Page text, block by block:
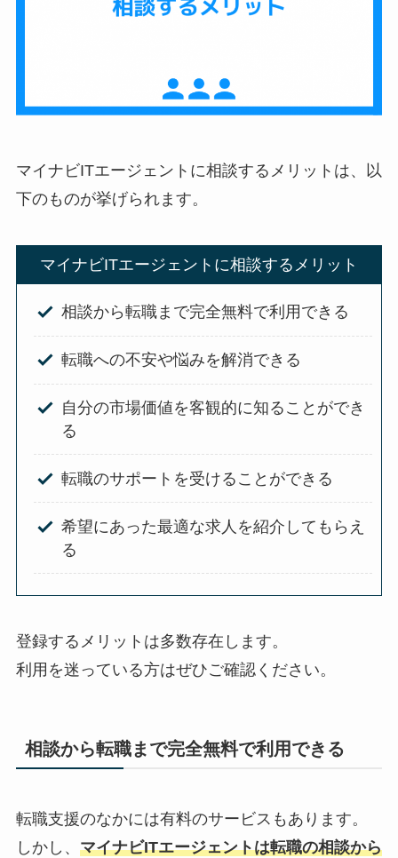
マイナビITエージェントに相談するメリットは、以
下のものが挙げられます。
マイナビITエージェントに相談するメリット
相談から転職まで完全無料で利用できる
転職への不安や悩みを解消できる
自分の市場価値を客観的に知ることができ
る
転職のサポートを受けることができる
希望にあった最適な求人を紹介してもらえ
る
登録するメリットは多数存在します。
利用を迷っている方はぜひご確認ください。
相談から転職まで完全無料で利用できる
転職支援のなかには有料のサービスもあります。
しかし、 マイナビITエージェントは転職の相談から